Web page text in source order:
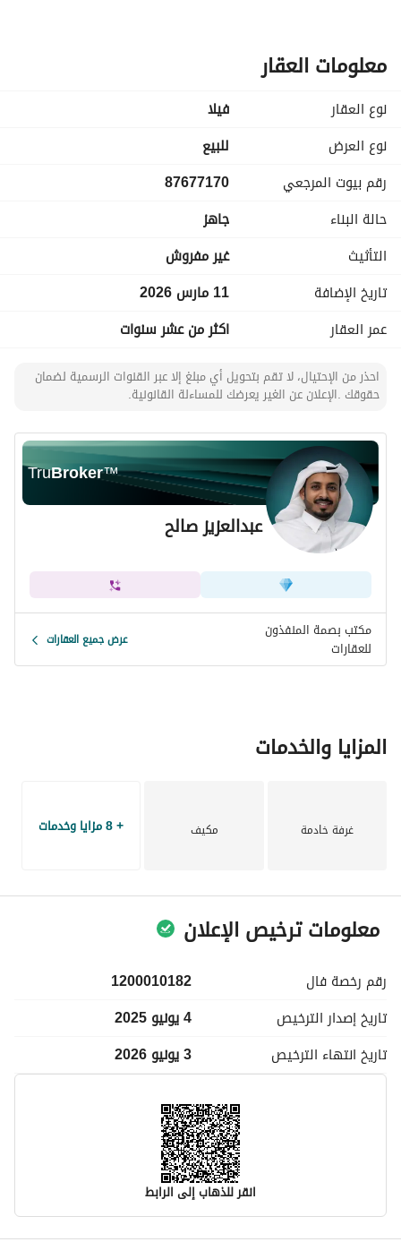
مياه - صالة - بوفيه جانبي
السطح مكون من: غرفة ودورة مياه - غرفة غسيل
معلومات العقار
نوع العقار
فیلا
نوع العرض
للبيع
رقم بيوت المرجعي
87677170
حالة البناء
جاهز
التأثيث
غير مفروش
تاريخ الإضافة
11 مارس 2026
عمر العقار
اكثر من عشر سنوات
احذر من الإحتيال، لا تقم بتحويل أي مبلغ إلا عبر القنوات الرسمية لضمان
حقوقك .الإعلان عن الغير يعرضك للمساءلة القانونية.
TruBroker™
عبدالعزيز صالح
مكتب بصمة المنفذون
للعقارات عرض جميع العقارات
المزايا والخدمات
غرفة خادمة مكيف + 8 مزايا وخدمات
معلومات ترخيص الإعلان
رقم رخصة فال
1200010182
تاريخ إصدار الترخيص
4 يونيو 2025
تاريخ انتهاء الترخيص 3 يونيو 2026
انقر للذهاب إلى الرابط